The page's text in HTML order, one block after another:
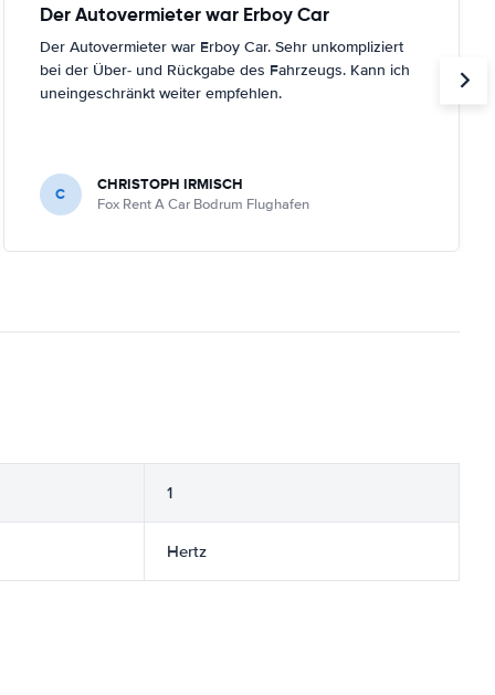
Der Autovermieter war Erboy Car
Der Autovermieter war Erboy Car. Sehr unkompliziert
bei der Über- und Rückgabe des Fahrzeugs. Kann ich
uneingeschränkt weiter empfehlen.
C CHRISTOPH IRMISCH
Fox Rent A Car Bodrum Flughafen
1
Hertz